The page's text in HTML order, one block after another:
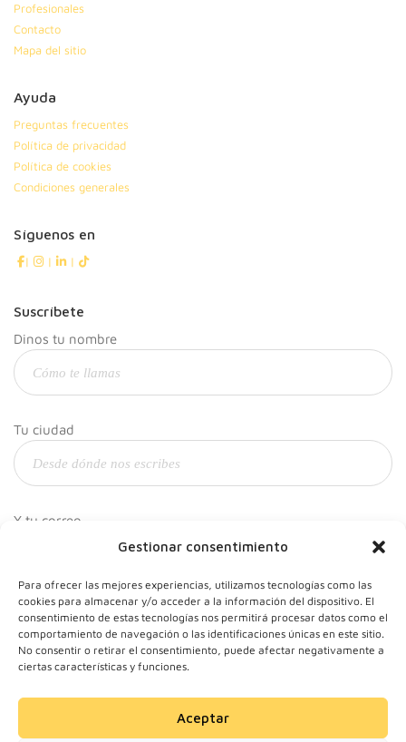
Gestionar consentimiento
Para ofrecer las mejores experiencias, utilizamos tecnologías como las
cookies para almacenar y/o acceder a la información del dispositivo. El
consentimiento de estas tecnologías nos permitirá procesar datos como el
comportamiento de navegación o las identificaciones únicas en este sitio.
No consentir o retirar el consentimiento, puede afectar negativamente a
ciertas características y funciones.
Aceptar
Profesionales
Contacto
Mapa del sitio
Ayuda
Preguntas frecuentes
Política de privacidad
Política de cookies
Condiciones generales
Síguenos en
| | |
Suscríbete
Dinos tu nombre
Tu ciudad
Y tu correo